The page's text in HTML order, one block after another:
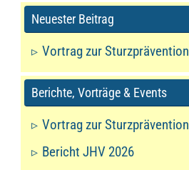
Neuester Beitrag
Vortrag zur Sturzprävention
Berichte, Vorträge & Events
Vortrag zur Sturzprävention
Bericht JHV 2026